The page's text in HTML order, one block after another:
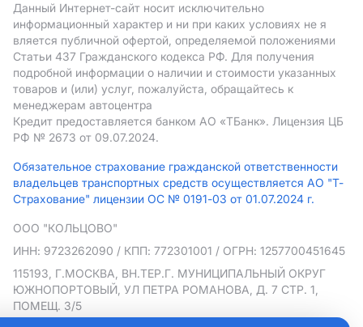
Данный Интернет-сайт носит исключительно
информационный характер и ни при каких условиях не я
вляется публичной офертой, определяемой положениями
Статьи 437 Гражданского кодекса РФ. Для получения
подробной информации о наличии и стоимости указанных
товаров и (или) услуг, пожалуйста, обращайтесь к
менеджерам автоцентра
Кредит предоставляется банком АO «ТБанк». Лицензия ЦБ
РФ № 2673 от 09.07.2024.
Обязательное страхование гражданской ответственности
владельцев транспортных средств осуществляется АО "Т-
Страхование" лицензии ОС № 0191-03 от 01.07.2024 г.
ООО "КОЛЬЦОВО"
ИНН: 9723262090 / КПП: 772301001 / ОГРН: 1257700451645
115193, Г.МОСКВА, ВН.ТЕР.Г. МУНИЦИПАЛЬНЫЙ ОКРУГ
ЮЖНОПОРТОВЫЙ, УЛ ПЕТРА РОМАНОВА, Д. 7 СТР. 1,
ПОМЕЩ. 3/5